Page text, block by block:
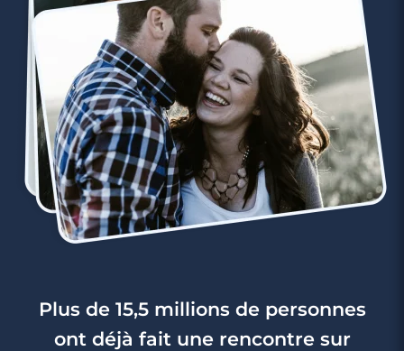
Plus de 15,5 millions de personnes
ont déjà fait une rencontre sur